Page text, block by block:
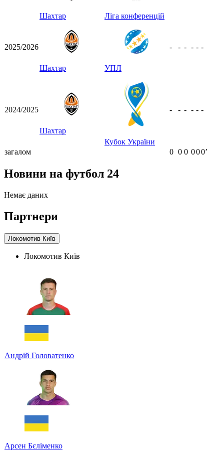
Шахтар Ліга конференцій
2025/2026
Шахтар УПЛ
- - - - - -
2024/2025
Шахтар
Кубок України
- - - - - -
загалом 0 0 0 000ʼ
Новини на футбол 24
Немає даних
Партнери
Локомотив Київ
Локомотив Київ
Андрій Головатенко
Арсен Бєліменко